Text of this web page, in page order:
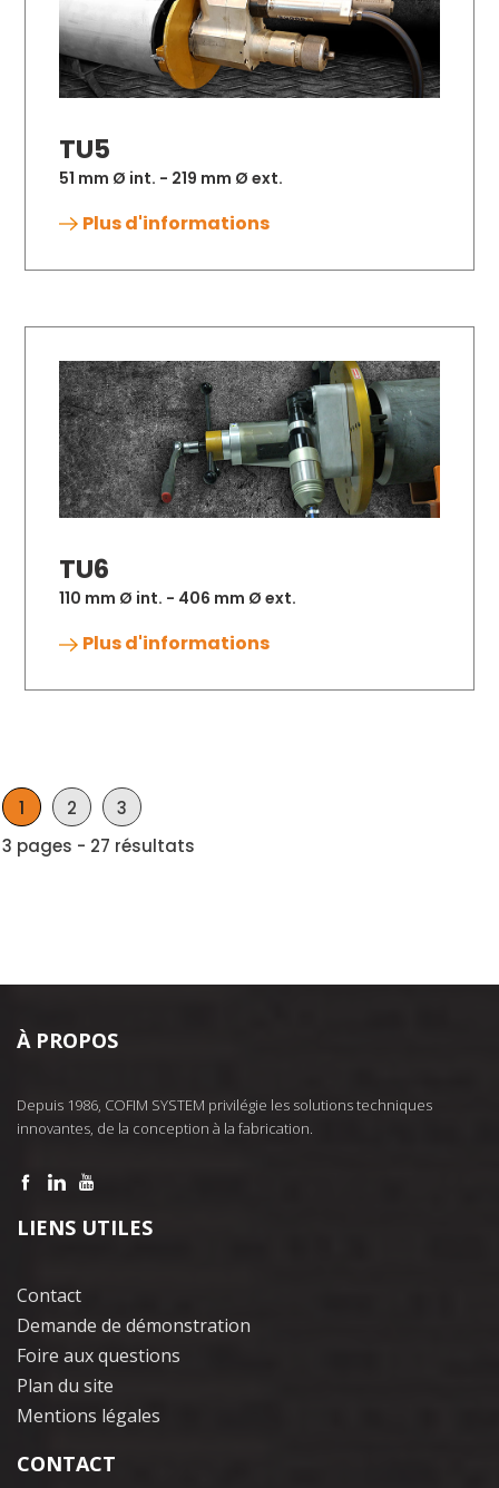
TU5
51 mm Ø int. - 219 mm Ø ext.
Plus d'informations
TU6
110 mm Ø int. - 406 mm Ø ext.
Plus d'informations
1 2
3
3 pages - 27 résultats
À PROPOS
Depuis 1986, COFIM SYSTEM privilégie les solutions techniques
innovantes, de la conception à la fabrication.
LIENS UTILES
Contact
Demande de démonstration
Foire aux questions
Plan du site
Mentions légales
CONTACT